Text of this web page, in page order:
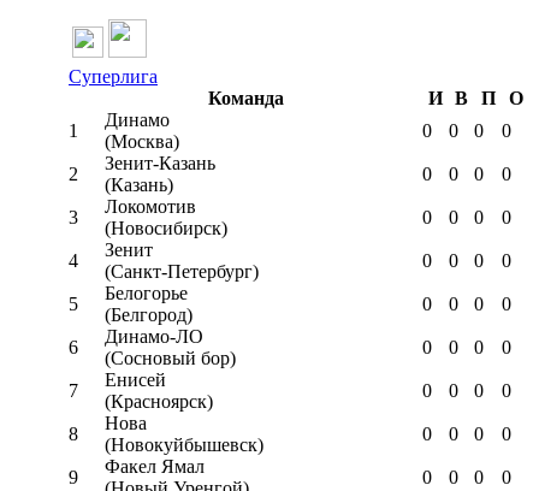
Суперлига
Команда
И В П
О
1
Динамо
(Москва)
0 0 0 0
2
Зенит-Казань
(Казань)
0 0 0 0
3
Локомотив
(Новосибирск)
0 0 0 0
4
Зенит
(Санкт-Петербург)
0 0 0 0
5
Белогорье
(Белгород)
0 0 0 0
6
Динамо-ЛО
(Сосновый бор)
0 0 0 0
7
Енисей
(Красноярск)
0 0 0 0
8
Нова
(Новокуйбышевск)
0 0 0 0
9
Факел Ямал
0 0 0 0